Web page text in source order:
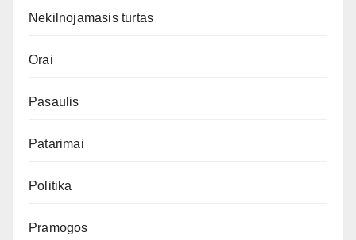
Nekilnojamasis turtas
Orai
Pasaulis
Patarimai
Politika
Pramogos